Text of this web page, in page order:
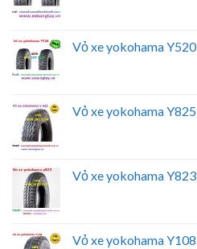
Vỏ xe yokohama Y520
Vỏ xe yokohama Y825
Vỏ xe yokohama Y823
Vỏ xe yokohama Y108